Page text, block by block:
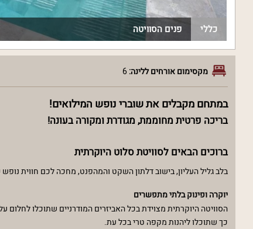
כללי פנים הסוויטה
מקסימום אורחים ללינה:6
במתחם מקבלים את שוברי נופש המילואים!
בריכה פרטית מחוממת, מגודרת ומקורה בעונה!
ברוכים הבאים לסוויטת סלוט היוקרתית
בלב גליל העליון, בישוב דלתון השקט והמהפנט, מחכה לכם חווית
יוקרה ופינוק בלתי מתפשרים
כך שתוכלו ליהנות מקפה טרי בכל עת.